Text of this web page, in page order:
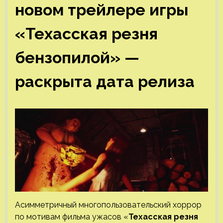
новом трейлере игры
«Техасская резня
бензопилой» —
раскрыта дата релиза
Асимметричный многопользовательский хоррор
по мотивам фильма ужасов «Техасская резня